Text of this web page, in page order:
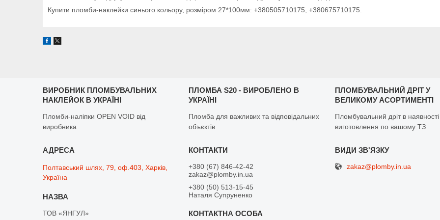
Купити пломби-наклейки синього кольору, розміром 27*100мм: +380505710175, +380675710175.
ВИРОБНИК ПЛОМБУВАЛЬНИХ
НАКЛЕЙОК В УКРАЇНІ
Пломби-наліпки OPEN VOID від
виробника
ПЛОМБА S20 - ВИРОБЛЕНО В
УКРАЇНІ
Пломба для важливих та відповідальних
объєктів
ПЛОМБУВАЛЬНИЙ ДРІТ У
ВЕЛИКОМУ АСОРТИМЕНТІ
Пломбувальний дріт в наявності
виготовлення по вашому ТЗ
Полтавський шлях, 79, оф.403, Харків,
Україна
ТОВ «ЯНГУЛ»
+380 (67) 846-42-42
zakaz@plomby.in.ua
+380 (50) 513-15-45
Наталя Супруненко
zakaz@plomby.in.ua